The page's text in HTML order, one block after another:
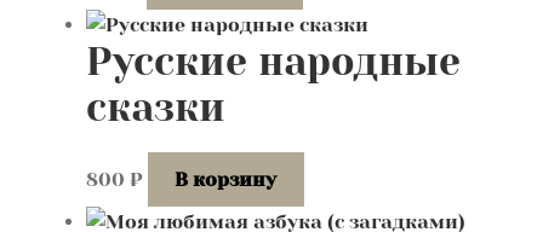
Русские народные
сказки
800 ₽ В корзину